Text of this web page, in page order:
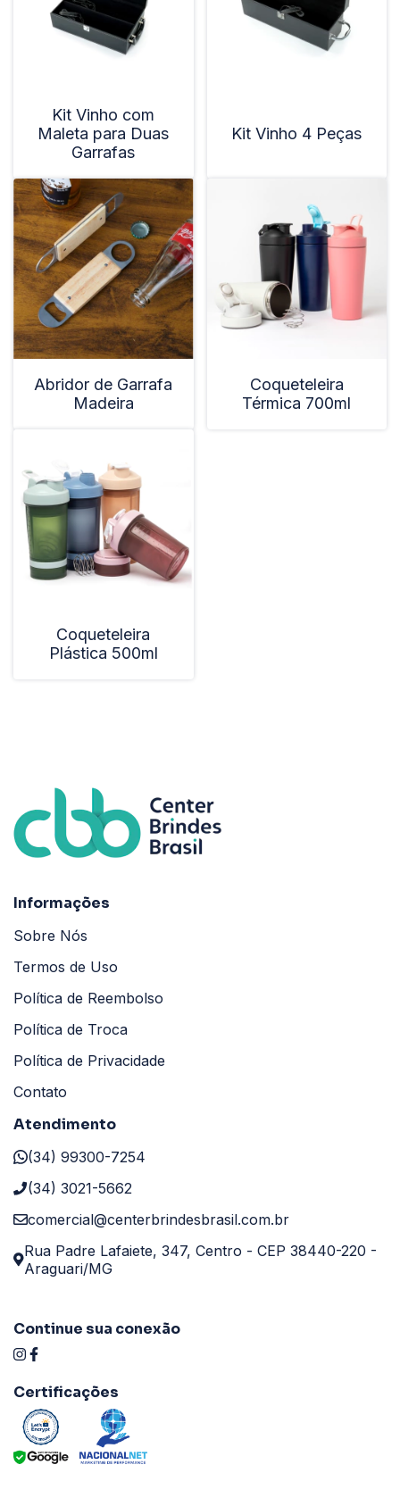
Kit Vinho com
Maleta para Duas
Garrafas
Kit Vinho 4 Peças
Abridor de Garrafa
Madeira
Coqueteleira
Térmica 700ml
Coqueteleira
Plástica 500ml
Informações
Sobre Nós
Termos de Uso
Política de Reembolso
Política de Troca
Política de Privacidade
Contato
Atendimento
(34) 99300-7254
(34) 3021-5662
comercial@centerbrindesbrasil.com.br
Rua Padre Lafaiete, 347, Centro - CEP 38440-220 -
Araguari/MG
Continue sua conexão
Certificações